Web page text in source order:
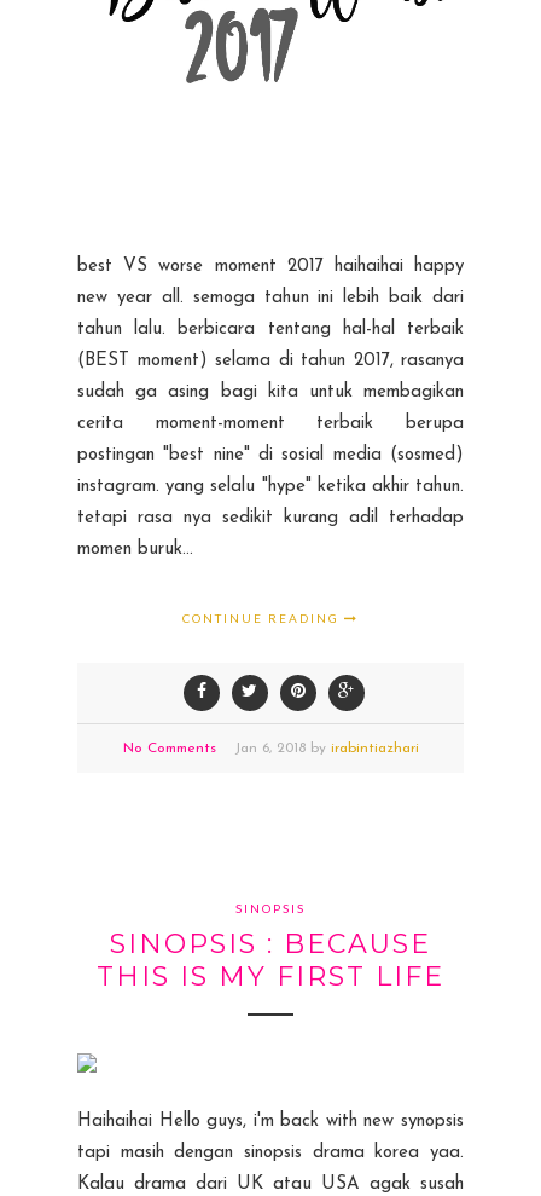
best VS worse moment 2017 haihaihai happy
new year all. semoga tahun ini lebih baik dari
tahun lalu. berbicara tentang hal-hal terbaik
(BEST moment) selama di tahun 2017, rasanya
sudah ga asing bagi kita untuk membagikan
cerita moment-moment terbaik berupa
postingan "best nine" di sosial media (sosmed)
instagram. yang selalu "hype" ketika akhir tahun.
tetapi rasa nya sedikit kurang adil terhadap
momen buruk...
CONTINUE READING
No Comments Jan 6,2018 by irabintiazhari
SINOPSIS
SINOPSIS : BECAUSE
THIS IS MY FIRST LIFE
Haihaihai Hello guys, i'm back with new synopsis
tapi masih dengan sinopsis drama korea yaa.
Kalau drama dari UK atau USA agak susah